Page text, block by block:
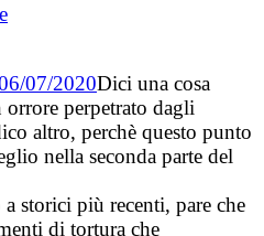
07/2020Dici una cosa
orrore perpetrato dagli
altro, perchè questo punto
nella seconda parte del
storici più recenti, pare che
di tortura che